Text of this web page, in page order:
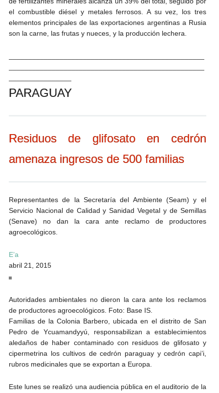
el combustible diésel y metales ferrosos. A su vez, los tres
elementos principales de las exportaciones argentinas a Rusia
son la carne, las frutas y nueces, y la producción lechera.
PARAGUAY
Residuos de glifosato en cedrón
amenaza ingresos de 500 familias
Representantes de la Secretaría del Ambiente (Seam) y el
Servicio Nacional de Calidad y Sanidad Vegetal y de Semillas
(Senave) no dan la cara ante reclamo de productores
agroecológicos.
E’a
abril 21, 2015
Autoridades ambientales no dieron la cara ante los reclamos
de productores agroecológicos. Foto: Base IS.
Familias de la Colonia Barbero, ubicada en el distrito de San
Pedro de Ycuamandyyú, responsabilizan a establecimientos
aledaños de haber contaminado con residuos de glifosato y
cipermetrina los cultivos de cedrón paraguay y cedrón capi’i,
rubros medicinales que se exportan a Europa.
Este lunes se realizó una audiencia pública en el auditorio de la